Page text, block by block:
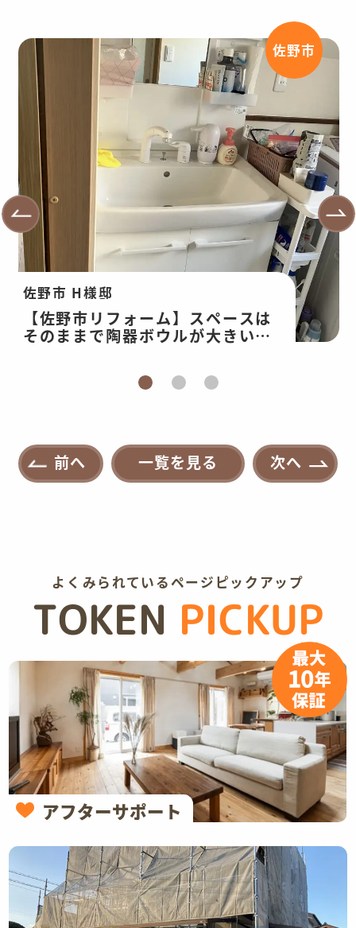
佐野市
佐野市 H様邸
【佐野市リフォーム】スペースは
そのままで陶器ボウルが大きい洗
前へ 一覧を見る 次へ
よくみられているページピックアップ
TOKEN PICKUP
アフターサポート